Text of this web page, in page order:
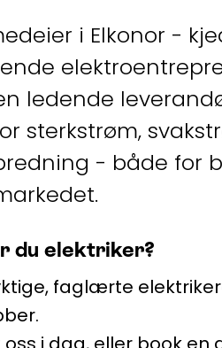
i Elkonor -
ledende
sterkstrøm,
- både for
du elektriker?
faglærte